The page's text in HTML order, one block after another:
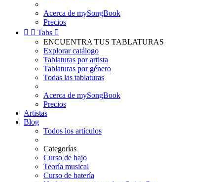
Acerca de mySongBook
Precios
  Tabs 
ENCUENTRA TUS TABLATURAS
Explorar catálogo
Tablaturas por artista
Tablaturas por género
Todas las tablaturas
Acerca de mySongBook
Precios
Artistas
Blog
Todos los artículos
Categorías
Curso de bajo
Teoría musical
Curso de batería